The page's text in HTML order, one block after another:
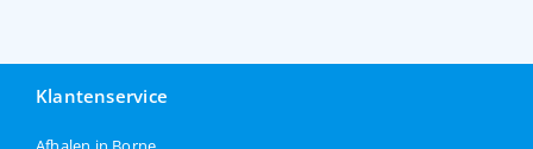
Klantenservice